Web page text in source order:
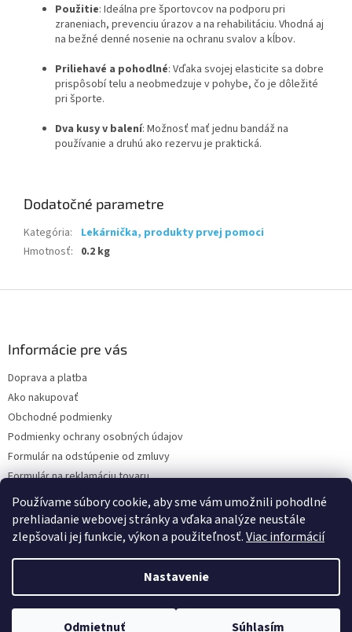
Používame súbory cookie, aby sme vám umožnili pohodlné
prehliadanie webovej stránky a vďaka analýze neustále
zlepšovali jej funkcie, výkon a použiteľnosť.Viac informácií
Nastavenie
Odmietnuť Súhlasím
Použitie: Ideálna pre športovcov na podporu pri
zraneniach, prevenciu úrazov a na rehabilitáciu. Vhodná aj
na bežné denné nosenie na ochranu svalov a kĺbov.
Priliehavé a pohodlné: Vďaka svojej elasticite sa dobre
prispôsobí telu a neobmedzuje v pohybe, čo je dôležité
pri športe.
Dva kusy v balení: Možnosť mať jednu bandáž na
používanie a druhú ako rezervu je praktická.
Dodatočné parametre
Kategória:
Lekárnička, produkty prvej pomoci
Hmotnosť: 0.2 kg
Informácie pre vás
Doprava a platba
Ako nakupovať
Obchodné podmienky
Podmienky ochrany osobných údajov
Formulár na odstúpenie od zmluvy
Formulár na reklamáciu tovaru
Kontakty
Copyright 2026www.hygart.sk. Všetky práva vyhradené.Upraviť